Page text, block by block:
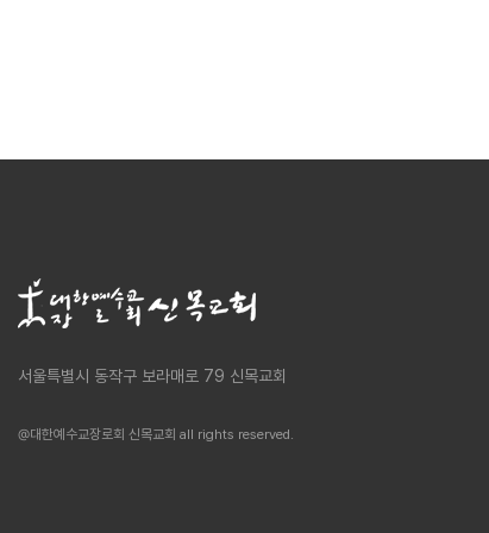
서울특별시 동작구 보라매로 79 신목교회
@대한예수교장로회 신목교회 all rights reserved.